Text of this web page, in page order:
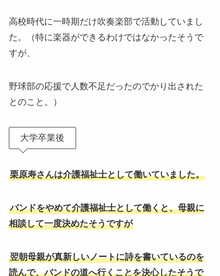
高校時代に一時期だけ吹奏楽部で活動していまし
た。（特に楽器ができるわけではなかったそうで
すが、
野球部の応援で人数不足だったのでかり出された
とのこと。）
大学卒業後
栗原寿さんは介護福祉士として働いていました。
バンドをやめて介護福祉士として働くと、母親に
相談して一度決めたそうですが
翌朝母親が真新しいノートに詩を書いているのを
読んで、バンドの道へ行くことを決心したそうで